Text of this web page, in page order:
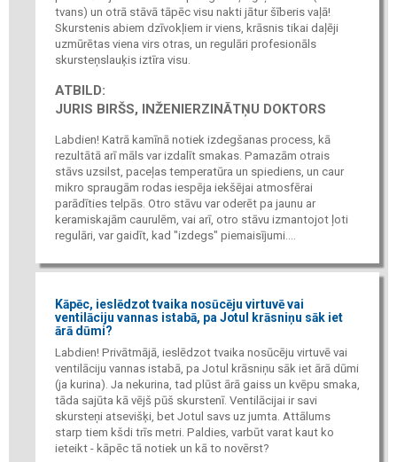
tvans) un otrā stāvā tāpēc visu nakti jātur šīberis vaļā!
Skurstenis abiem dzīvokļiem ir viens, krāsnis tikai daļēji
uzmūrētas viena virs otras, un regulāri profesionāls
skursteņslauķis iztīra visu.
ATBILD:
JURIS BIRŠS, INŽENIERZINĀTŅU DOKTORS
Labdien! Katrā kamīnā notiek izdegšanas process, kā
rezultātā arī māls var izdalīt smakas. Pamazām otrais
stāvs uzsilst, paceļas temperatūra un spiediens, un caur
mikro spraugām rodas iespēja iekšējai atmosfērai
parādīties telpās. Otro stāvu var oderēt pa jaunu ar
keramiskajām caurulēm, vai arī, otro stāvu izmantojot ļoti
regulāri, var gaidīt, kad "izdegs" piemaisījumi....
Kāpēc, ieslēdzot tvaika nosūcēju virtuvē vai
ventilāciju vannas istabā, pa Jotul krāsniņu sāk iet
ārā dūmi?
Labdien! Privātmājā, ieslēdzot tvaika nosūcēju virtuvē vai
ventilāciju vannas istabā, pa Jotul krāsniņu sāk iet ārā dūmi
(ja kurina). Ja nekurina, tad plūst ārā gaiss un kvēpu smaka,
tāda sajūta kā vējš pūš skurstenī. Ventilācijai ir savi
skursteņi atsevišķi, bet Jotul savs uz jumta. Attālums
starp tiem kšdi trīs metri. Paldies, varbūt varat kaut ko
ieteikt - kāpēc tā notiek un kā to novērst?